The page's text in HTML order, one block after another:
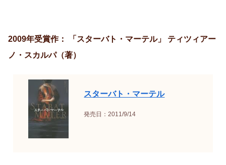
2009年受賞作：
「スターバト・マーテル」 ティツィアー
ノ・スカルパ（著）
スターバト・マーテル
発売日：2011/9/14